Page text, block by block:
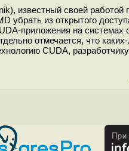
известный своей
убрать из открытого
приложения на системах
отмечается, что
CUDA,